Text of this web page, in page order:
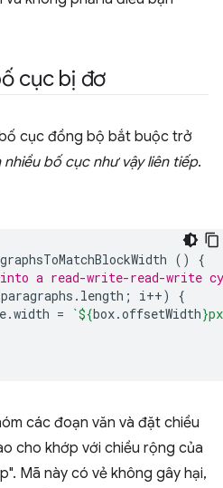
cục bị đơ
cục đồng bộ bắt buộc trở
nhiều bố cục như vậy liên tiếp.
()
{
a read-write-read-write
paragraphs . length ; i++)
{
.width = `${box.offsetWidth}
các đoạn văn và đặt chiều
cho khớp với chiều rộng của
Mã này có vẻ không gây hại,